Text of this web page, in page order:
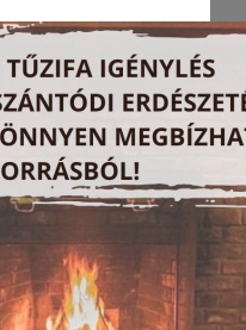
Váltás teljes verzióra